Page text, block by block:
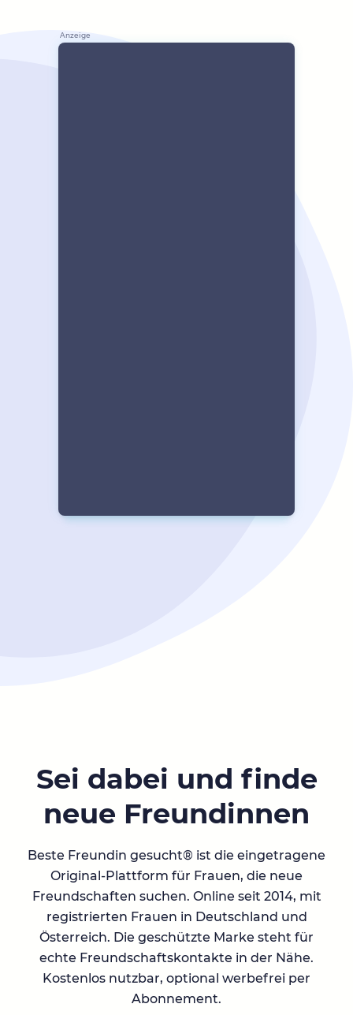
Sei dabei und finde
neue Freundinnen
Beste Freundin gesucht® ist die eingetragene
Original-Plattform für Frauen, die neue
Freundschaften suchen. Online seit 2014, mit
registrierten Frauen in Deutschland und
Österreich. Die geschützte Marke steht für
echte Freundschaftskontakte in der Nähe.
Kostenlos nutzbar, optional werbefrei per
Abonnement.